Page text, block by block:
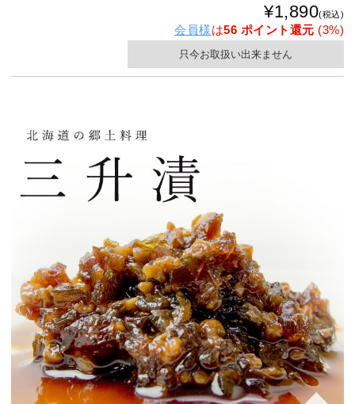
¥1,890(税込)
会員様は56 ポイント還元 (3%)
只今お取扱い出来ません